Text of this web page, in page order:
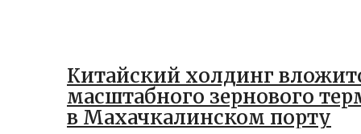
Китайский холдинг
масштабного зернового
в Махачкалинском порту